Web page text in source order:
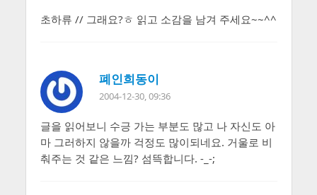
초하류 // 그래요?ㅎ 읽고 소감을 남겨 주세요~~^^
폐인희동이
2004-12-30, 09:36
글을 읽어보니 수긍 가는 부분도 많고 나 자신도 아
마 그러하지 않을까 걱정도 많이되네요. 거울로 비
춰주는 것 같은 느낌? 섬뜩합니다. -_-;